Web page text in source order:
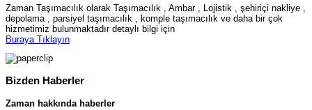
Zaman Taşımacılık olarak Taşımacılık , Ambar , Lojistik , şehiriçi nakliye ,
depolama , parsiyel taşımacılık , komple taşımacılık ve daha bir çok
hizmetimiz bulunmaktadır detaylı bilgi için
Buraya Tıklayın
Bizden Haberler
Zaman hakkında haberler